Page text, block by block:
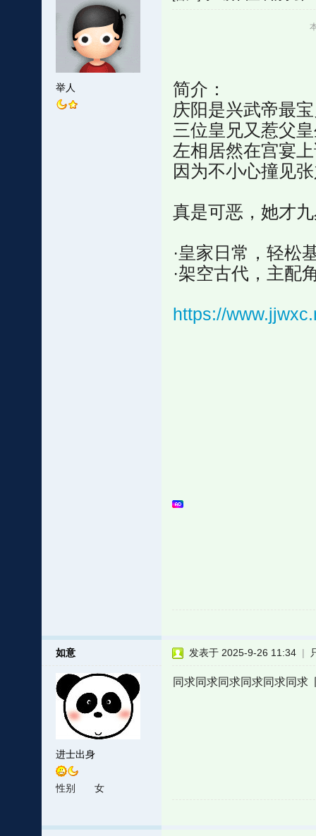
举人
简介：
庆阳是兴武帝最
三位皇兄又惹父
左相居然在宫宴
因为不小心撞见
真是可恶，她才
·皇家日常，轻松
·架空古代，主配
https://
如意
进士出身
性别 女
发表于 2025-9-26 11:34 |
同求同求同求同求同求同求